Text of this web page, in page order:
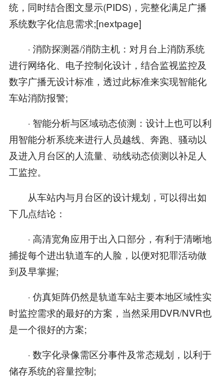
统，同时结合图文显示(PIDS)，完整化满足广播
系统数字化信息需求;[nextpage]
· 消防探测器/消防主机：对月台上消防系统
进行网络化、电子控制化设计，结合监视监控及
数字广播无设计标准，透过此标准来实现智能化
车站消防报警;
· 智能分析与区域动态侦测：设计上也可以利
用智能分析系统来进行人员越线、奔跑、骚动以
及进入月台区的人流量、动线动态侦测以补足人
工监控。
从车站内与月台区的设计规划，可以得出如
下几点结论：
· 高清宽角应用于出入口部分，有利于清晰地
捕捉每个进出轨道车的人脸，以便对犯罪活动做
到及早掌握;
· 仿真矩阵仍然是轨道车站主要本地区域性实
时监控需求的最好的方案，当然采用DVR/NVR也
是一个很好的方案;
· 数字化录像需区分事件及常态规划，以利于
储存系统的容量控制;